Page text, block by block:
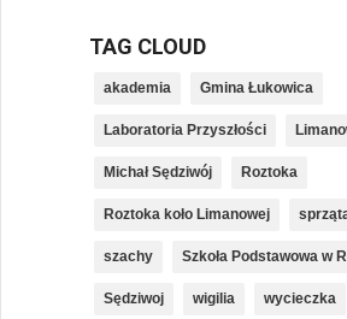
TAG CLOUD
akademia Gmina Łukowica
Laboratoria Przyszłości
Michał Sędziwój Roztoka
Roztoka koło Limanowej
szachy Szkoła Podstawowa w
Sędziwoj wigilia wycieczka